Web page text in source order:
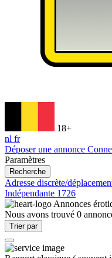
18+
nl fr
Déposer une annonce
Paramètres
Recherche
Adresse discrète/
Indépendante 1726
Annonces
Nous avons trouvé 0
Trier par